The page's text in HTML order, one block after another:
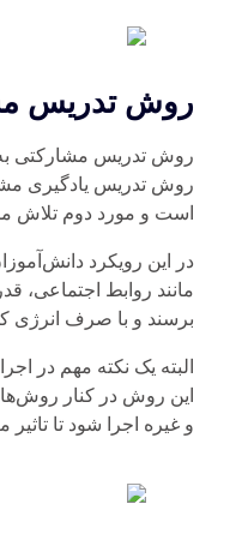
روش تدریس
روش تدریس مشارکتی
روش تدریس یادگیری
است و مورد دوم تلاش
در این رویکرد
مانند روابط اجتماعی،
برسند و با صرف انرژی
البته یک نکته مهم در
این روش در کنار
و غیره اجرا شود تا